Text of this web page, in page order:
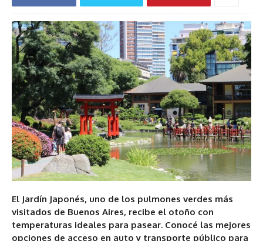
El Jardín Japonés, uno de los pulmones verdes más
visitados de Buenos Aires, recibe el otoño con
temperaturas ideales para pasear. Conocé las mejores
opciones de acceso en auto y transporte público para